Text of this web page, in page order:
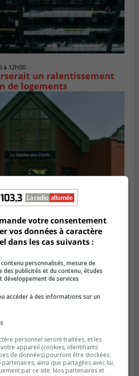
à 12h00
un ralentissement
de logements
à 07h44
chefs obtient un appui
sa mission
votre consentement
vos données à caractère
dans les cas suivants :
personnalisés, mesure de
des publicités et du contenu, études
développement de services
accéder à des informations sur un
personnel seront traitées, et les
appareil (cookies, identifiants
de données) pourront être stockées
ainsi que partagées avec lui,
par ce site. Nos partenaires et